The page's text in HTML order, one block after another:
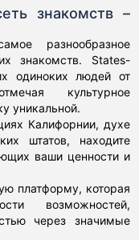
знакомств –
разнообразное
знакомств. States-
одиноких людей от
культурное
уникальной.
Калифорнии, духе
штатов, находите
ваши ценности и
платформу, которая
возможностей,
через значимые